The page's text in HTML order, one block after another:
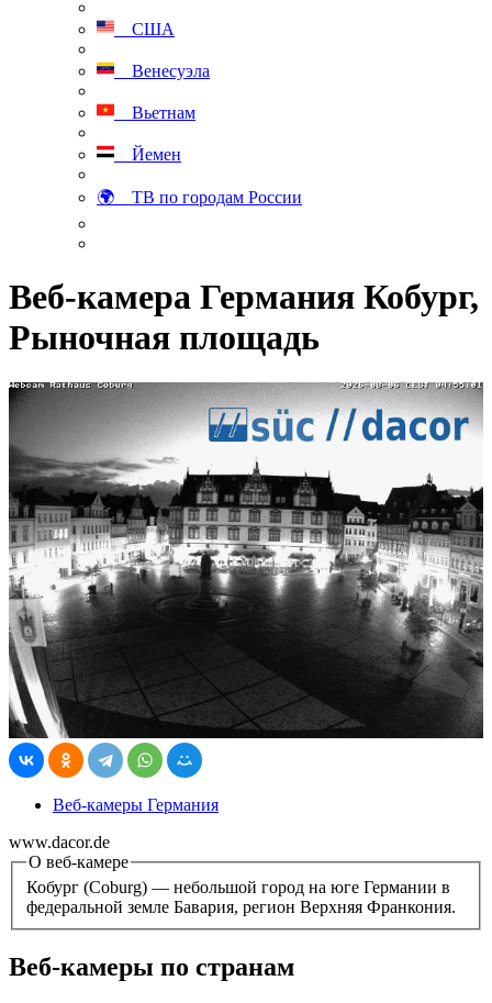
США
Венесуэла
Вьетнам
Йемен
🌍 ТВ по городам России
Веб-камера Германия Кобург,
Рыночная площадь
Веб-камеры Германия
www.dacor.de
О веб-камере
Кобург (Coburg) — небольшой город на юге Германии в
федеральной земле Бавария, регион Верхняя Франкония.
Веб-камеры по странам